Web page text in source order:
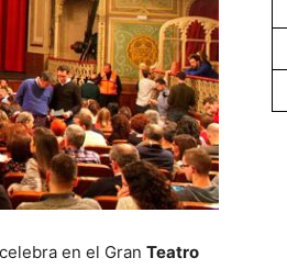
en el Gran Teatro